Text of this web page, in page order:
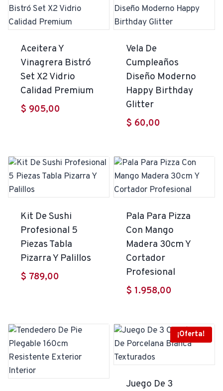
Aceitera Y
Vinagrera Bistró
Set X2 Vidrio
Calidad Premium
$ 905,00
Vela De
Cumpleaños
Diseño Moderno
Happy Birthday
Glitter
$ 60,00
Kit De Sushi
Profesional 5
Piezas Tabla
Pizarra Y Palillos
$ 789,00
Pala Para Pizza
Con Mango
Madera 30cm Y
Cortador
Profesional
$ 1.958,00
¡Oferta!
Juego De 3